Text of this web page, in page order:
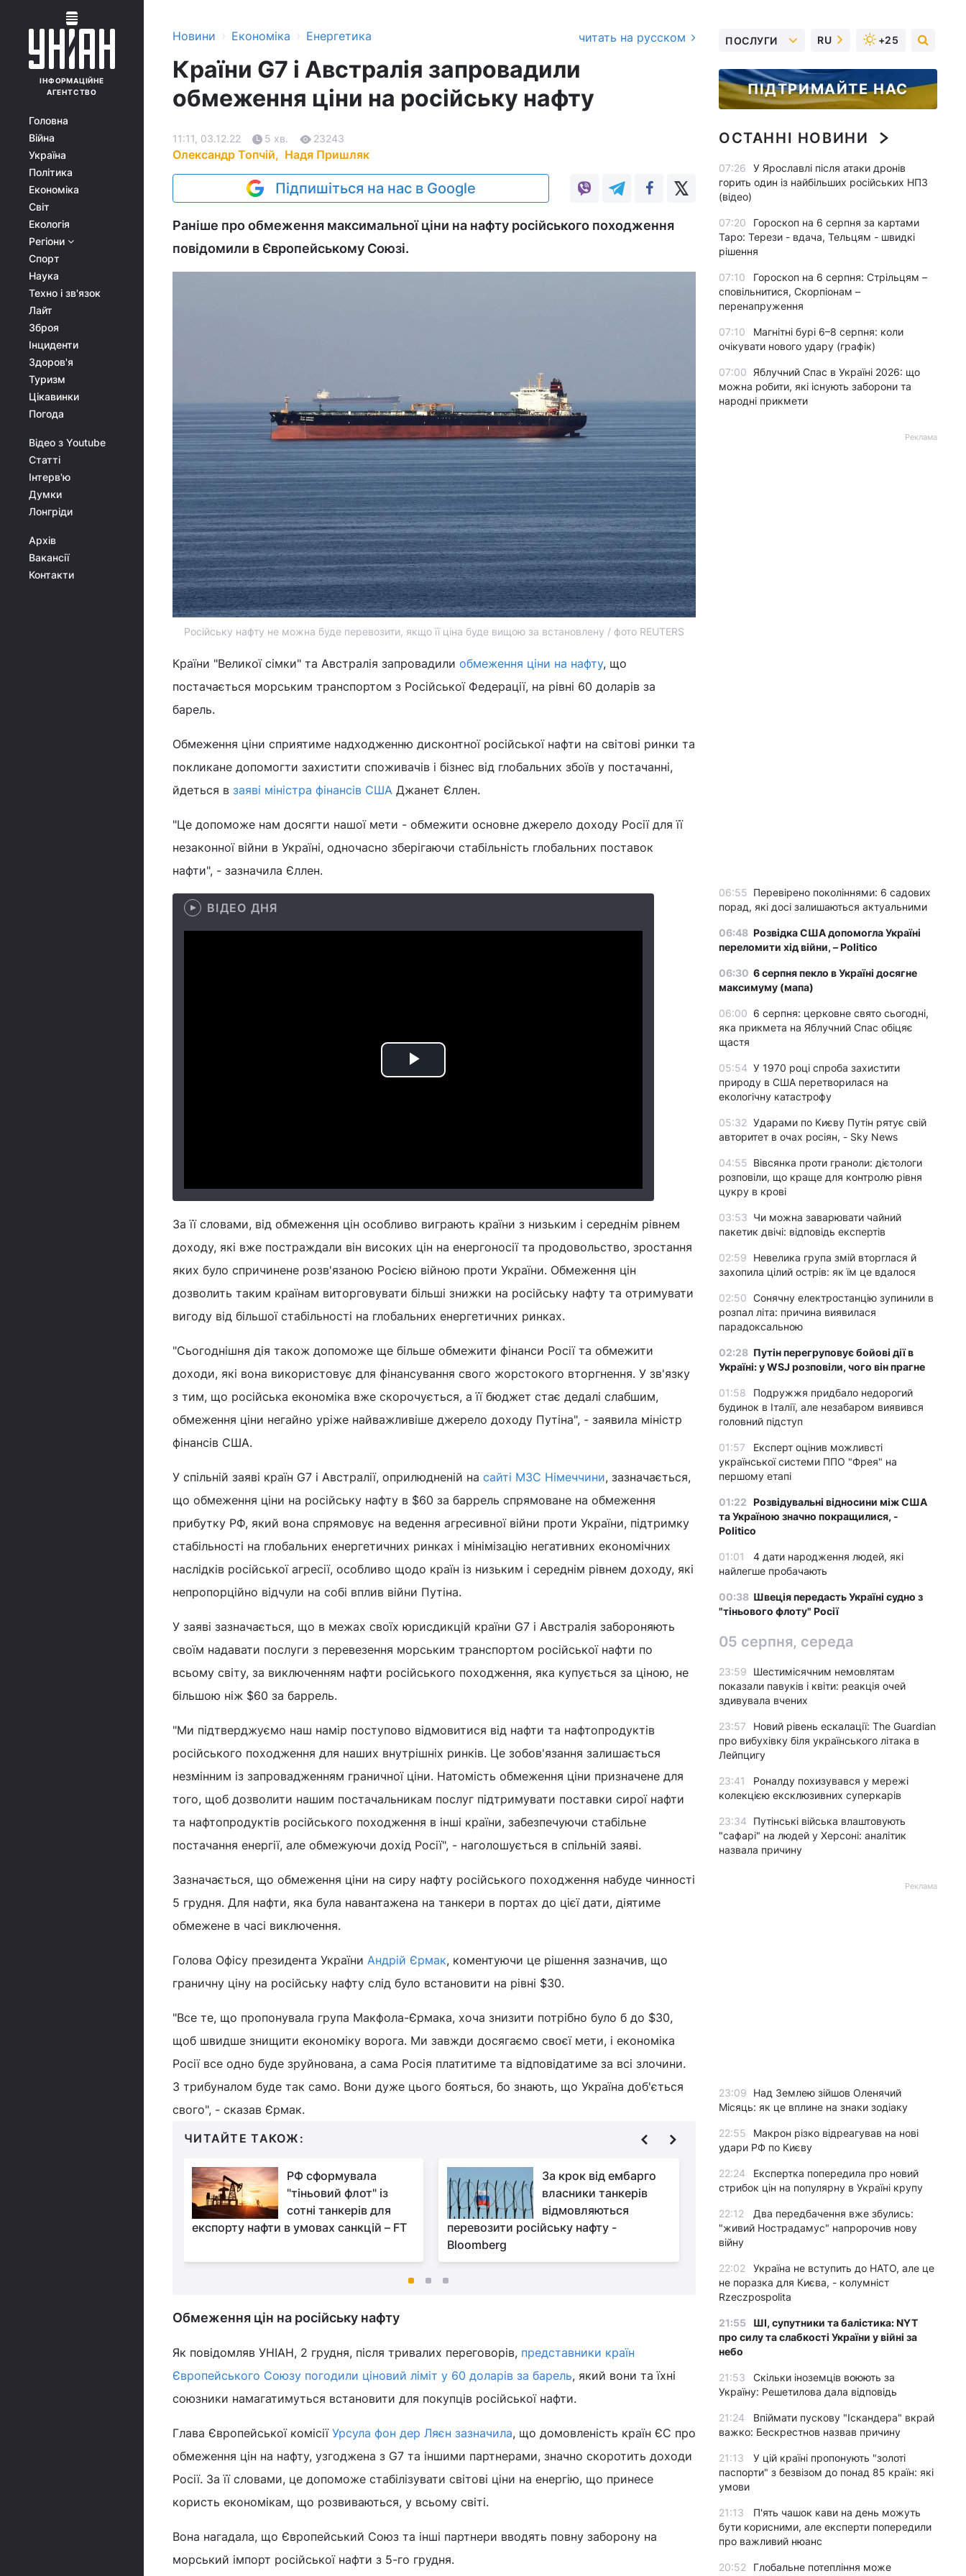
ІНФОРМАЦІЙНЕ
АГЕНТСТВО
Головна
Війна
Україна
Політика
Економіка
Світ
Екологія
Регіони
Спорт
Наука
Техно і зв'язок
Лайт
Зброя
Інциденти
Здоров'я
Туризм
Цікавинки
Погода
Відео з Youtube
Статті
Інтерв'ю
Думки
Лонгріди
Архів
Вакансії
Контакти
Новини › Економіка › Енергетика читать на русском
Країни G7 і Австралія запровадили
обмеження ціни на російську нафту
Олександр Топчій, Надя Пришляк
11:11, 03.12.22 5 хв. 23243
Підпишіться на нас в Google
Раніше про обмеження максимальної ціни на нафту російського походження
повідомили в Європейському Союзі.
Російську нафту не можна буде перевозити, якщо її ціна буде вищою за встановлену / фото REUTERS
Країни "Великої сімки" та Австралія запровадили обмеження ціни на нафту, що
постачається морським транспортом з Російської Федерації, на рівні 60 доларів за
барель.
Обмеження ціни сприятиме надходженню дисконтної російської нафти на світові ринки та
покликане допомогти захистити споживачів і бізнес від глобальних збоїв у постачанні,
йдеться в заяві міністра фінансів США Джанет Єллен.
"Це допоможе нам досягти нашої мети - обмежити основне джерело доходу Росії для її
незаконної війни в Україні, одночасно зберігаючи стабільність глобальних поставок
нафти", - зазначила Єллен.
ВІДЕО ДНЯ
Play
За її словами, від обмеження цін особливо виграють країни з низьким і середнім рівнем
доходу, які вже постраждали він високих цін на енергоносії та продовольство, зростання
яких було спричинене розв'язаною Росією війною проти України. Обмеження цін
дозволить таким країнам виторговувати більші знижки на російську нафту та отримувати
вигоду від більшої стабільності на глобальних енергетичних ринках.
"Сьогоднішня дія також допоможе ще більше обмежити фінанси Росії та обмежити
доходи, які вона використовує для фінансування свого жорстокого вторгнення. У зв'язку
з тим, що російська економіка вже скорочується, а її бюджет стає дедалі слабшим,
обмеження ціни негайно уріже найважливіше джерело доходу Путіна", - заявила міністр
фінансів США.
У спільній заяві країн G7 і Австралії, оприлюдненій на сайті МЗС Німеччини, зазначається,
що обмеження ціни на російську нафту в $60 за баррель спрямоване на обмеження
прибутку РФ, який вона спрямовує на ведення агресивної війни проти України, підтримку
стабільності на глобальних енергетичних ринках і мінімізацію негативних економічних
наслідків російської агресії, особливо щодо країн із низьким і середнім рівнем доходу, які
непропорційно відчули на собі вплив війни Путіна.
У заяві зазначається, що в межах своїх юрисдикцій країни G7 і Австралія забороняють
своїм надавати послуги з перевезення морським транспортом російської нафти по
всьому світу, за виключенням нафти російського походження, яка купується за ціною, не
більшою ніж $60 за баррель.
"Ми підтверджуємо наш намір поступово відмовитися від нафти та нафтопродуктів
російського походження для наших внутрішніх ринків. Це зобов'язання залишається
незмінним із запровадженням граничної ціни. Натомість обмеження ціни призначене для
того, щоб дозволити нашим постачальникам послуг підтримувати поставки сирої нафти
та нафтопродуктів російського походження в інші країни, забезпечуючи стабільне
постачання енергії, але обмежуючи дохід Росії", - наголошується в спільній заяві.
Зазначається, що обмеження ціни на сиру нафту російського походження набуде чинності
5 грудня. Для нафти, яка була навантажена на танкери в портах до цієї дати, діятиме
обмежене в часі виключення.
Голова Офісу президента України Андрій Єрмак, коментуючи це рішення зазначив, що
граничну ціну на російську нафту слід було встановити на рівні $30.
"Все те, що пропонувала група Макфола-Єрмака, хоча знизити потрібно було б до $30,
щоб швидше знищити економіку ворога. Ми завжди досягаємо своєї мети, і економіка
Росії все одно буде зруйнована, а сама Росія платитиме та відповідатиме за всі злочини.
З трибуналом буде так само. Вони дуже цього бояться, бо знають, що Україна доб'ється
свого", - сказав Єрмак.
ЧИТАЙТЕ ТАКОЖ:
РФ сформувала
"тіньовий флот" із
сотні танкерів для
експорту нафти в умовах санкцій – FT
За крок від ембарго
власники танкерів
відмовляються
перевозити російську нафту -
Bloomberg
Росія заборонить
продаж нафти
країнам, які
підтримали обмеження ціни -
Bloomberg
Обмеження цін на російську нафту
Як повідомляв УНІАН, 2 грудня, після тривалих переговорів, представники країн
Європейського Союзу погодили ціновий ліміт у 60 доларів за барель, який вони та їхні
союзники намагатимуться встановити для покупців російської нафти.
Глава Європейської комісії Урсула фон дер Ляєн зазначила, що домовленість країн ЄС про
обмеження цін на нафту, узгоджена з G7 та іншими партнерами, значно скоротить доходи
Росії. За її словами, це допоможе стабілізувати світові ціни на енергію, що принесе
користь економікам, що розвиваються, у всьому світі.
Вона нагадала, що Європейський Союз та інші партнери вводять повну заборону на
морський імпорт російської нафти з 5-го грудня.
ПОСЛУГИ RU +25
ПІДТРИМАЙТЕ НАС
ОСТАННІ НОВИНИ
07:26
У Ярославлі після атаки дронів
горить один із найбільших російських НПЗ
(відео)
07:20
Гороскоп на 6 серпня за картами
Таро: Терези - вдача, Тельцям - швидкі
рішення
07:10
Гороскоп на 6 серпня: Стрільцям –
сповільнитися, Скорпіонам –
перенапруження
07:10
Магнітні бурі 6–8 серпня: коли
очікувати нового удару (графік)
07:00 Яблучний Спас в Україні 2026: що
можна робити, які існують заборони та
народні прикмети
Реклама
06:55 Перевірено поколіннями: 6 садових
порад, які досі залишаються актуальними
06:48 Розвідка США допомогла Україні
переломити хід війни, – Politico
06:30 6 серпня пекло в Україні досягне
максимуму (мапа)
06:00 6 серпня: церковне свято сьогодні,
яка прикмета на Яблучний Спас обіцяє
щастя
05:54 У 1970 році спроба захистити
природу в США перетворилася на
екологічну катастрофу
05:32 Ударами по Києву Путін рятує свій
авторитет в очах росіян, - Sky News
04:55 Вівсянка проти граноли: дієтологи
розповіли, що краще для контролю рівня
цукру в крові
03:53 Чи можна заварювати чайний
пакетик двічі: відповідь експертів
02:59
Невелика група змій вторглася й
захопила цілий острів: як їм це вдалося
02:50 Сонячну електростанцію зупинили в
розпал літа: причина виявилася
парадоксальною
02:28 Путін перегруповує бойові дії в
Україні: у WSJ розповіли, чого він прагне
01:58
Подружжя придбало недорогий
будинок в Італії, але незабаром виявився
головний підступ
01:57
Експерт оцінив можливсті
української системи ППО "Фрея" на
першому етапі
01:22 Розвідувальні відносини між США
та Україною значно покращилися, -
Politico
01:01
4 дати народження людей, які
найлегше пробачають
00:38 Швеція передасть Україні судно з
"тіньового флоту" Росії
05 серпня, середа
23:59
Шестимісячним немовлятам
показали павуків і квіти: реакція очей
здивувала вчених
23:57
Новий рівень ескалації: The Guardian
про вибухівку біля українського літака в
Лейпцигу
23:41
Роналду похизувався у мережі
колекцією ексклюзивних суперкарів
23:34
Путінські війська влаштовують
"сафарі" на людей у Херсоні: аналітик
назвала причину
Реклама
23:09
Над Землею зійшов Оленячий
Місяць: як це вплине на знаки зодіаку
22:55
Макрон різко відреагував на нові
удари РФ по Києву
22:24
Експертка попередила про новий
стрибок цін на популярну в Україні крупу
22:12
Два передбачення вже збулись:
"живий Нострадамус" напророчив нову
війну
22:02
Україна не вступить до НАТО, але це
не поразка для Києва, - колумніст
Rzeczpospolita
21:55
ШІ, супутники та балістика: NYT
про силу та слабкості України у війні за
небо
21:53
Скільки іноземців воюють за
Україну: Решетилова дала відповідь
21:24
Впіймати пускову "Іскандера" вкрай
важко: Бескрестнов назвав причину
21:13
У цій країні пропонують "золоті
паспорти" з безвізом до понад 85 країн: які
умови
21:13
П'ять чашок кави на день можуть
бути корисними, але експерти попередили
про важливий нюанс
20:52
Глобальне потепління може